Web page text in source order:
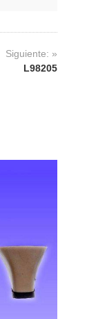
Siguiente: »
L98205